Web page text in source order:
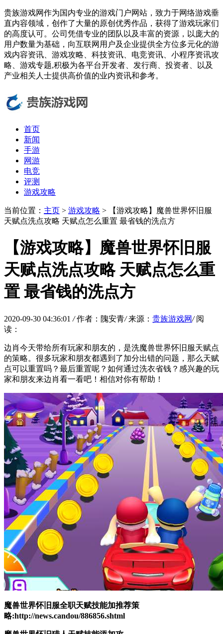
贵族游戏网作为国内专业的游戏门户网站，致力于网络游戏垂
直内容领域，创作了大量的原创优秀作品，获得了游戏玩家们
的高度认可。公司凭借专业的团队以及丰富的资源，以庞大的
用户数量为基础，向互联网用户及企业提供全方位多元化的游
戏内容资讯、游戏攻略、科技资讯、电竞资讯、小程序资讯攻
略、游戏专题,积极为各平台开发者、发行商、投资者、以及
产业相关人士提供高价值的业内资讯和参考。
首页
新闻
手游
网游
电竞
评测
游戏攻略
当前位置： 主页 > 游戏攻略 > 【游戏攻略】魔兽世界怀旧服
天赋点洗点攻略 天赋点怎么重置 最省钱的洗点方
【游戏攻略】魔兽世界怀旧服
天赋点洗点攻略 天赋点怎么重
置 最省钱的洗点方
2020-09-30 04:36:01 / 作者：隗安青/ 来源： 贵族游戏网/ 阅
读：
边肖今天带给所有玩家和朋友的，是洗魔兽世界怀旧服天赋点
的策略。很多玩家和朋友都遇到了加分出错的问题，那么天赋
点可以重置吗？最后重置呢？如何通过洗衣省钱？感兴趣的玩
家和朋友来边肖看一看吧！相信对你有帮助！
魔兽世界怀旧服全职天赋技能加推荐策
略:http://news.candou/886856.shtml